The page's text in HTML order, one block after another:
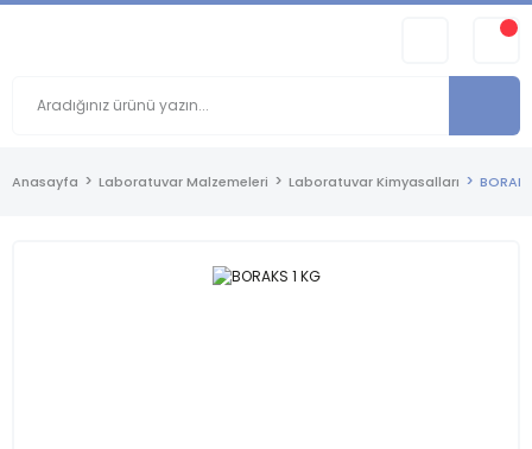
Anasayfa Laboratuvar Malzemeleri Laboratuvar Kimyasalları